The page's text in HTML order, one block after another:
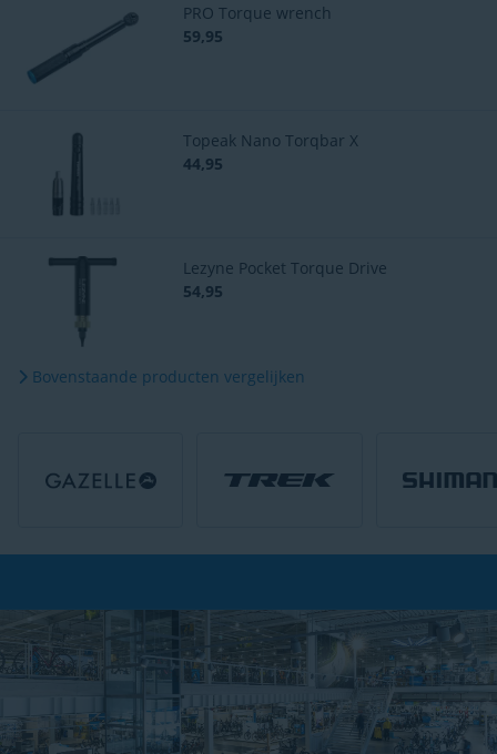
PRO Torque wrench
59,95
Topeak Nano Torqbar X
44,95
Lezyne Pocket Torque Drive
54,95
Bovenstaande producten vergelijken